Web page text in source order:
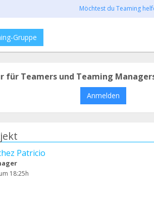
Möchtest du Teaming
Gruppe
für Teamers und Teaming
Anmelden
Patricio
18:25h